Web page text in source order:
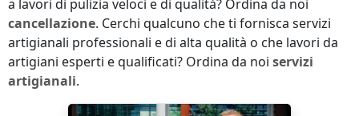
a lavori di pulizia veloci e di qualità? Ordina da noi
cancellazione. Cerchi qualcuno che ti fornisca servizi
artigianali professionali e di alta qualità o che lavori da
artigiani esperti e qualificati? Ordina da noi servizi
artigianali.